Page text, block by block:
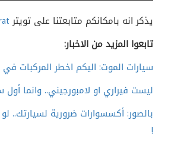
يذكر انه بامكانكم متابعتنا على تويتر
تابعوا المزيد من الاخبار:
سيارات الموت: اليكم اخطر المركبات في
ليست فيراري او لامبورجيني.. وانما أول
بالصور: أكسسوارات ضرورية لسيارتك..
!